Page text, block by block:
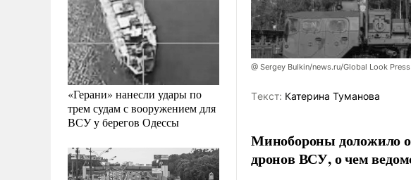
«Герани» нанесли удары по
трем судам с вооружением для
ВСУ у берегов Одессы
@ Sergey Bulkin/news.ru/Global Look Press
Tекст: Катерина Туманова
Минобороны доложило
дронов ВСУ, о чем